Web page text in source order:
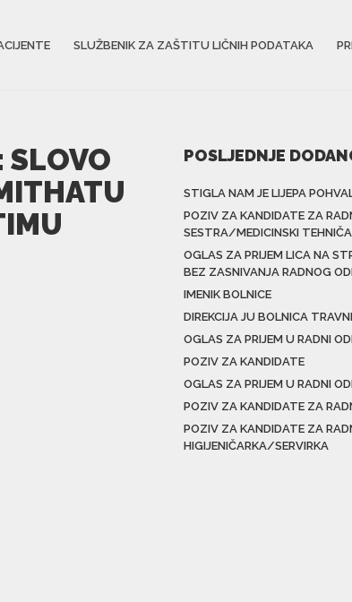
SLUŽBENIK ZA ZAŠTITU LIČNIH PODATAKA
SLOVO
POSLJEDNJE
STIGLA NAM JE LIJEPA
POZIV ZA KANDIDATE ZA
SESTRA/MEDICINSKI
OGLAS ZA PRIJEM LICA NA
BEZ ZASNIVANJA RADNOG
IMENIK BOLNICE
DIREKCIJA JU BOLNICA
OGLAS ZA PRIJEM U RADNI
POZIV ZA KANDIDATE
OGLAS ZA PRIJEM U RADNI
POZIV ZA KANDIDATE ZA
POZIV ZA KANDIDATE ZA
HIGIJENIČARKA/SERVIRKA